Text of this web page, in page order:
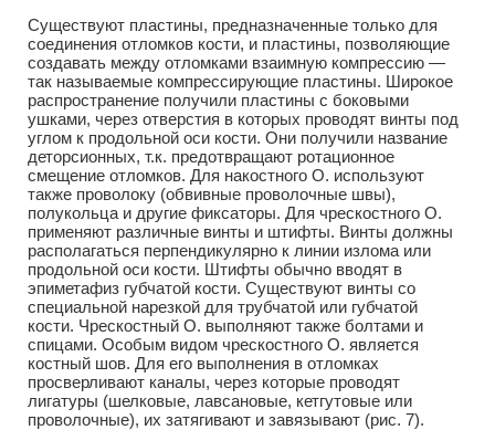
Существуют пластины, предназначенные только для
соединения отломков кости, и пластины, позволяющие
создавать между отломками взаимную компрессию —
так называемые компрессирующие пластины. Широкое
распространение получили пластины с боковыми
ушками, через отверстия в которых проводят винты под
углом к продольной оси кости. Они получили название
деторсионных, т.к. предотвращают ротационное
смещение отломков. Для накостного О. используют
также проволоку (обвивные проволочные швы),
полукольца и другие фиксаторы. Для чрескостного О.
применяют различные винты и штифты. Винты должны
располагаться перпендикулярно к линии излома или
продольной оси кости. Штифты обычно вводят в
эпиметафиз губчатой кости. Существуют винты со
специальной нарезкой для трубчатой или губчатой
кости. Чрескостный О. выполняют также болтами и
спицами. Особым видом чрескостного О. является
костный шов. Для его выполнения в отломках
просверливают каналы, через которые проводят
лигатуры (шелковые, лавсановые, кетгутовые или
проволочные), их затягивают и завязывают (рис. 7).